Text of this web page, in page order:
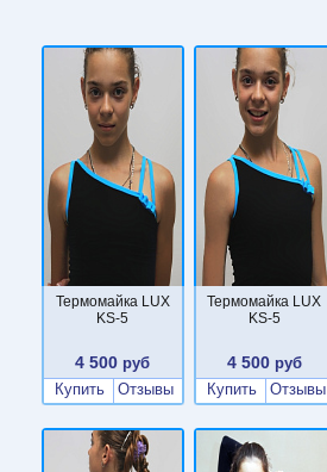
Термомайка LUX
KS-5
4 500 руб
Купить
Отзывы
Термомайка LUX
KS-5
4 500 руб
Купить
Отзывы